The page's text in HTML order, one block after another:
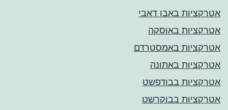
אטרקציות באבו דאבי
אטרקציות באוסקה
אטרקציות באמסטרדם
אטרקציות באתונה
אטרקציות בבודפשט
אטרקציות בבוקרשט